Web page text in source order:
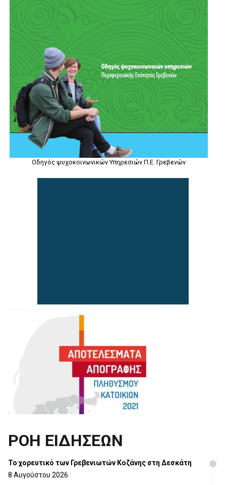
Οδηγός ψυχοκοινωνικών Υπηρεσιών Π.Ε. Γρεβενών
ΡΟΗ ΕΙΔΗΣΕΩΝ
Το χορευτικό των Γρεβενιωτών Κοζάνης στη Δεσκάτη
8 Αυγούστου 2026